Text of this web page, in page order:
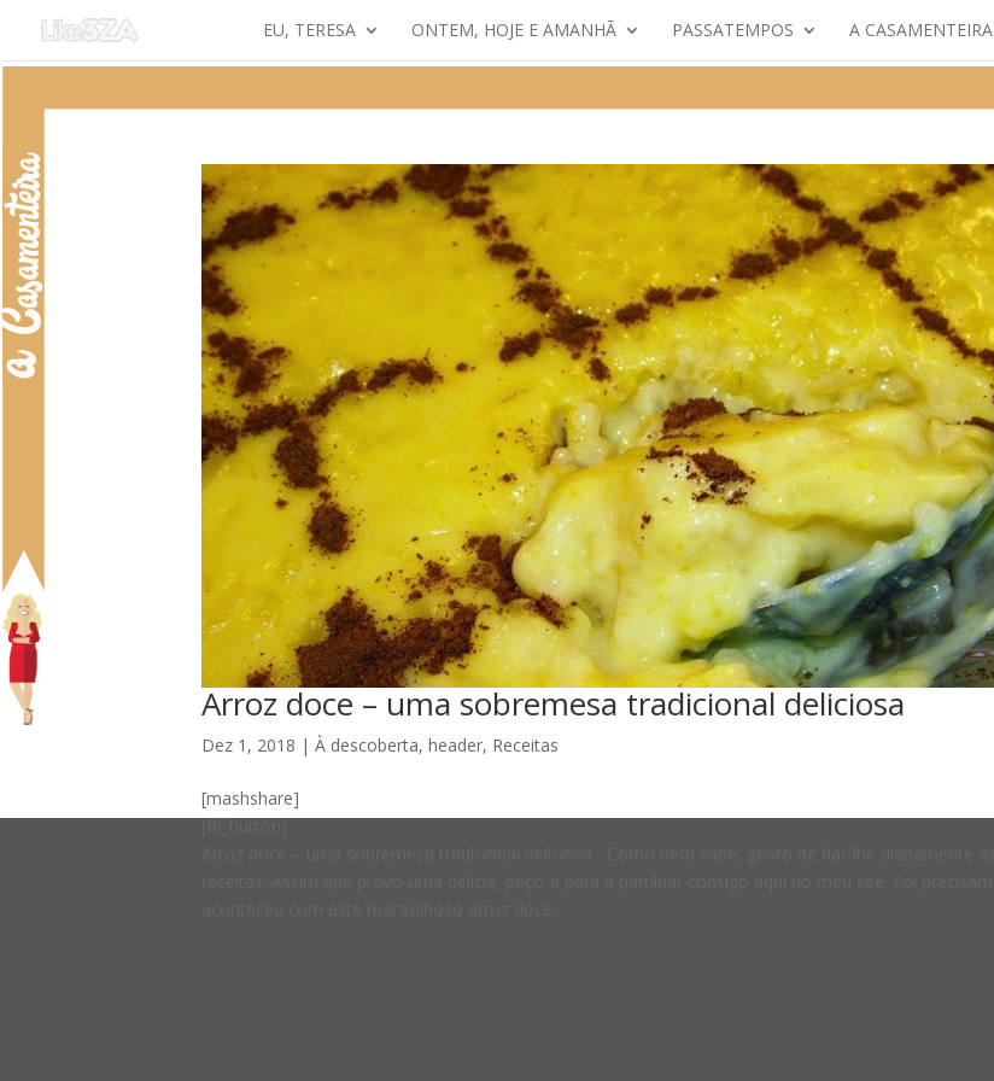
EU, TERESA ONTEM, HOJE E AMANHÃ PASSATEMPOS A CASAMENTEIRA
Arroz doce – uma sobremesa tradicional deliciosa
Dez 1, 2018 |À descoberta,header, Receitas
[mashshare]
[fb_button]